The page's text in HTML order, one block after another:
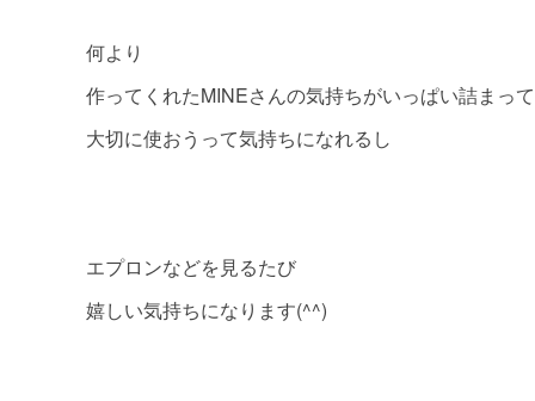
何より
作ってくれたMINEさんの気持ちがいっぱい詰まっ
大切に使おうって気持ちになれるし
エプロンなどを見るたび
嬉しい気持ちになります(^^)